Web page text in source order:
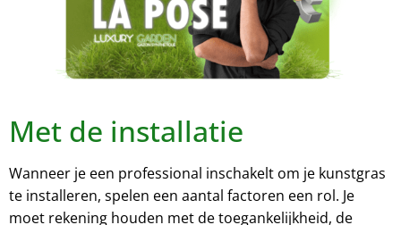
Met de installatie
Wanneer je een professional inschakelt om je kunstgras
te installeren, spelen een aantal factoren een rol. Je
moet rekening houden met de toegankelijkheid, de